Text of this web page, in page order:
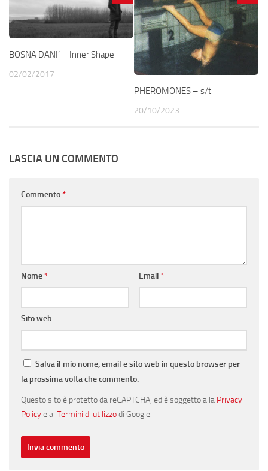
BOSNA DANI’ – Inner Shape
02/02/2017
PHEROMONES – s/t
20/10/2023
LASCIA UN COMMENTO
Commento*
Nome* Email *
Sito web
Salva il mio nome, email e sito web in questo browser per
la prossima volta che commento.
Questo sito è protetto da reCAPTCHA, ed è soggetto alla Privacy
Policye ai Termini di utilizzodi Google.